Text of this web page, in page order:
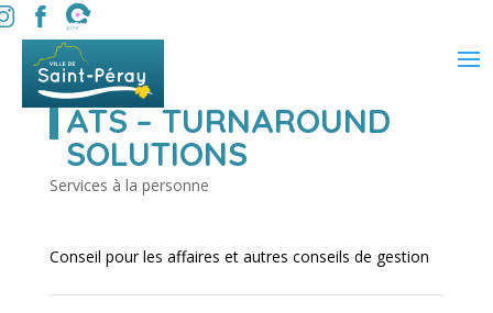
ATS – TURNAROUND
SOLUTIONS
Services à la personne
Conseil pour les affaires et autres conseils de gestion